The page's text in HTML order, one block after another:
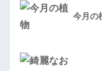
今月の